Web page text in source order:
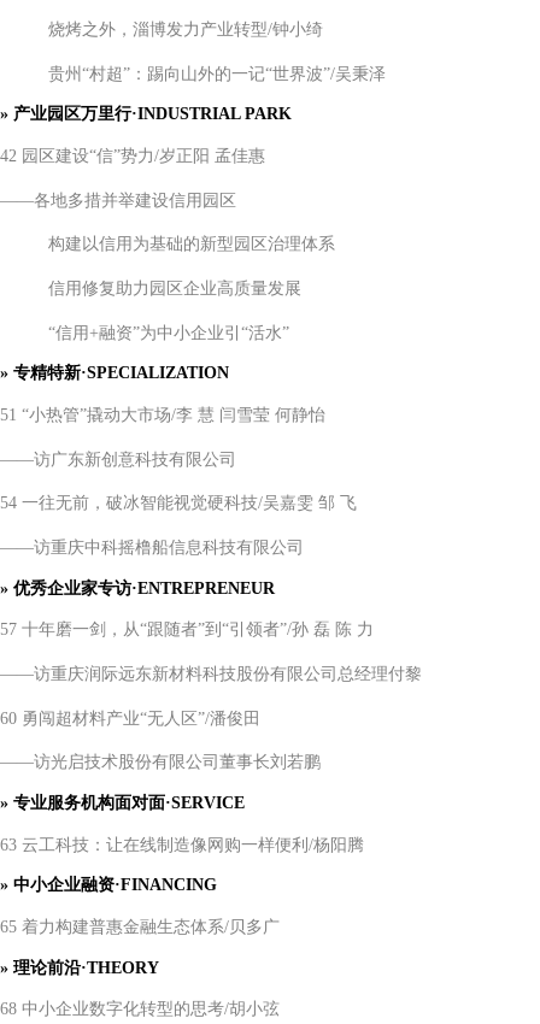
烧烤之外，淄博发力产业转型/钟小绮
贵州 “村超”：踢向山外的一记“世界波”/吴秉泽
» 产业园区万里行·INDUSTRIAL PARK
42 园区建设“信”势力/岁正阳 孟佳惠
——各地多措并举建设信用园区
构建以信用为基础的新型园区治理体系
信用修复助力园区企业高质量发展
“信用+融资”为中小企业引“活水”
» 专精特新·SPECIALIZATION
51 “小热管”撬动大市场/李 慧 闫雪莹 何静怡
——访广东新创意科技有限公司
54 一往无前，破冰智能视觉硬科技/吴嘉雯 邹 飞
——访重庆中科摇橹船信息科技有限公司
» 优秀企业家专访·ENTREPRENEUR
57 十年磨一剑，从“跟随者”到“引领者”/孙 磊 陈 力
——访重庆润际远东新材料科技股份有限公司总经理付黎
60 勇闯超材料产业“无人区”/潘俊田
——访光启技术股份有限公司董事长刘若鹏
» 专业服务机构面对面·SERVICE
63 云工科技：让在线制造像网购一样便利/杨阳腾
» 中小企业融资·FINANCING
65 着力构建普惠金融生态体系/贝多广
» 理论前沿·THEORY
68 中小企业数字化转型的思考/胡小弦